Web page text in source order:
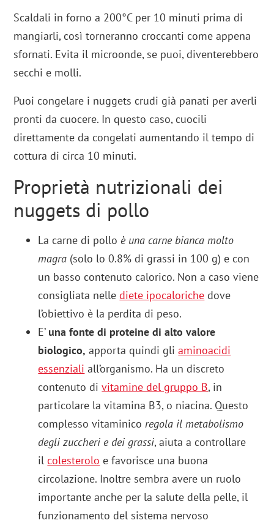
Scaldali in forno a 200°C per 10 minuti prima di
mangiarli, così torneranno croccanti come appena
sfornati. Evita il microonde, se puoi, diventerebbero
secchi e molli.
Puoi congelare i nuggets crudi già panati per averli
pronti da cuocere. In questo caso, cuocili
direttamente da congelati aumentando il tempo di
cottura di circa 10 minuti.
Proprietà nutrizionali dei
nuggets di pollo
La carne di pollo è una carne bianca molto
magra (solo lo 0.8% di grassi in 100 g) e con
un basso contenuto calorico. Non a caso viene
consigliata nelle diete ipocaloriche dove
l’obiettivo è la perdita di peso.
E’ una fonte di proteine di alto valore
biologico, apporta quindi gliaminoacidi
essenziali all’organismo. Ha un discreto
contenuto di vitamine del gruppo B, in
particolare la vitamina B3, o niacina. Questo
complesso vitaminicoregola il metabolismo
degli zuccheri e dei grassi, aiuta a controllare
ilcolesterolo e favorisce una buona
circolazione. Inoltre sembra avere un ruolo
importante anche per la salute della pelle, il
funzionamento del sistema nervoso